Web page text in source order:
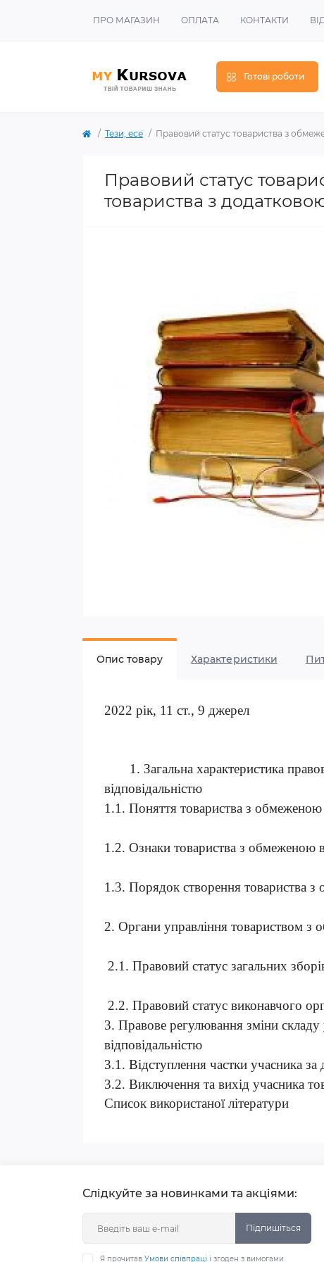
ПРО МАГАЗИН ОПЛАТА КОНТАКТИ
Готові роботи
Тези, есе Правовий статус товариства з
Правовий статус
товариства з
Опис товару Характеристики
2022 рік, 11 ст., 9 джерел
1. Загальна характеристика
відповідальністю
1.1. Поняття товариства з
1.2. Ознаки товариства з
1.3. Порядок створення
2. Органи управління
2.1. Правовий статус загальних
2.2. Правовий статус виконавчого
3. Правове регулювання зміни складу
відповідальністю
3.1. Відступлення частки учасника
3.2. Виключення та вихід учасника
Список використаної літератури
Слідкуйте за новинками та акціями:
Підпишіться
Я прочитав Умови співпраці і згоден з вимогами